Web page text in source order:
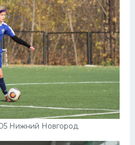
Нижний Новгород